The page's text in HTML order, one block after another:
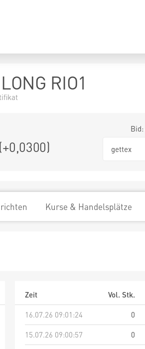
RIO1
Bid:
(+0,0300) gettex
Kurse & Handelsplätze
Zeit Vol. Stk.
16.07.26 09:01:24
0
15.07.26 09:00:57
0